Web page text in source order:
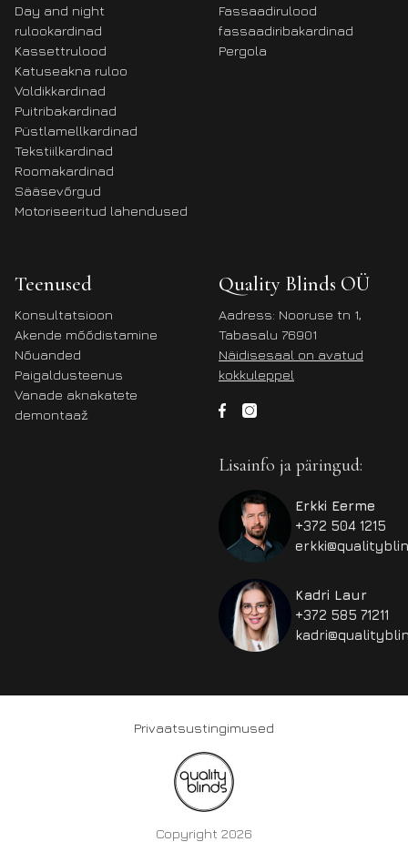
Day and night
rulookardinad
Kassettrulood
Katuseakna ruloo
Voldikkardinad
Puitribakardinad
Püstlamellkardinad
Tekstiilkardinad
Roomakardinad
Sääsevõrgud
Motoriseeritud lahendused
Fassaadirulood
fassaadiribakardinad
Pergola
Teenused
Konsultatsioon
Akende mõõdistamine
Nõuanded
Paigaldusteenus
Vanade aknakatete
demontaaž
Quality Blinds OÜ
Aadress: Nooruse tn 1,
Tabasalu 76901
Näidisesaal on avatud
kokkuleppel
Lisainfo ja päringud:
Erkki Eerme
+372 504 1215
Kadri Laur
+372 585 71211
Privaatsustingimused
Copyright 2026